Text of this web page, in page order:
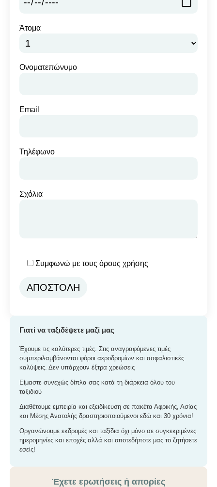
Άτομα
Ονοματεπώνυμο
Email
Τηλέφωνο
Σχόλια
Συμφωνώ με τους όρους χρήσης
Γιατί να ταξιδέψετε μαζί μας
Έχουμε τις καλύτερες τιμές. Στις αναγραφόμενες τιμές
συμπεριλαμβάνονται φόροι αεροδρομίων και ασφαλιστικές
καλύψεις. Δεν υπάρχουν έξτρα χρεώσεις
Είμαστε συνεχώς δίπλα σας κατά τη διάρκεια όλου του
ταξιδιού
Διαθέτουμε εμπειρία και εξειδίκευση σε πακέτα Αφρικής, Ασίας
και Μέσης Ανατολής δραστηριοποιούμενοι εδώ και 30 χρόνια!
Οργανώνουμε εκδρομές και ταξίδια όχι μόνο σε συγκεκριμένες
ημερομηνίες και εποχές αλλά και οποτεδήποτε μας το ζητήσετε
εσείς!
Έχετε ερωτήσεις ή απορίες